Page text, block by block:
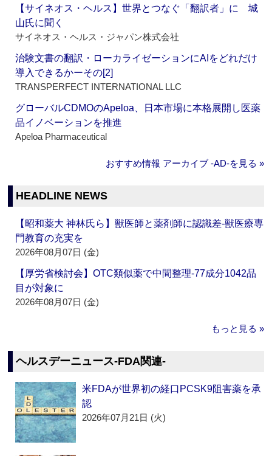
【サイネオス・ヘルス】世界とつなぐ「翻訳者」に 城
山氏に聞く
サイネオス・ヘルス・ジャパン株式会社
治験文書の翻訳・ローカライゼーションにAIをどれだけ
導入できるかーその[2]
TRANSPERFECT INTERNATIONAL LLC
グローバルCDMOのApeloa、日本市場に本格展開し医薬
品イノベーションを推進
Apeloa Pharmaceutical
おすすめ情報 アーカイブ ‐AD‐を見る »
HEADLINE NEWS
【昭和薬大 神林氏ら】獣医師と薬剤師に認識差‐獣医療専
門教育の充実を
2026年08月07日 (金)
【厚労省検討会】OTC類似薬で中間整理‐77成分1042品
目が対象に
2026年08月07日 (金)
もっと見る »
ヘルスデーニュース‐FDA関連‐
米FDAが世界初の経口PCSK9阻害薬を承
認
2026年07月21日 (火)